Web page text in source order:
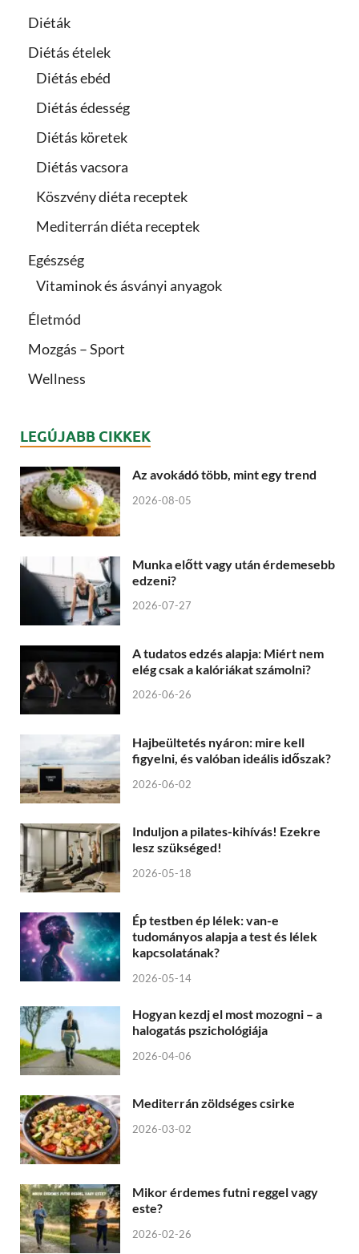
Diéták
Diétás ételek
Diétás ebéd
Diétás édesség
Diétás köretek
Diétás vacsora
Köszvény diéta receptek
Mediterrán diéta receptek
Egészség
Vitaminok és ásványi anyagok
Életmód
Mozgás – Sport
Wellness
LEGÚJABB CIKKEK
Az avokádó több, mint egy trend
2026-08-05
Munka előtt vagy után érdemesebb
edzeni?
2026-07-27
A tudatos edzés alapja: Miért nem
elég csak a kalóriákat számolni?
2026-06-26
Hajbeültetés nyáron: mire kell
figyelni, és valóban ideális időszak?
2026-06-02
Induljon a pilates-kihívás! Ezekre
lesz szükséged!
2026-05-18
Ép testben ép lélek: van-e
tudományos alapja a test és lélek
kapcsolatának?
2026-05-14
Hogyan kezdj el most mozogni – a
halogatás pszichológiája
2026-04-06
Mediterrán zöldséges csirke
2026-03-02
Mikor érdemes futni reggel vagy
este?
2026-02-26